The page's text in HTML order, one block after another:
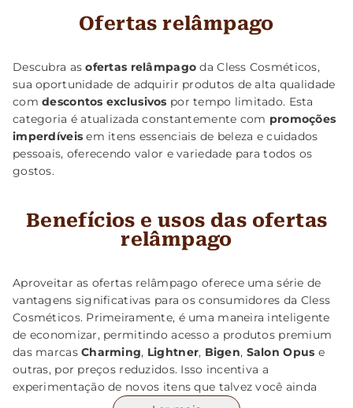
Ofertas relâmpago
Descubra asofertas relâmpago da Cless Cosméticos,
sua oportunidade de adquirir produtos de alta qualidade
comdescontos exclusivos por tempo limitado. Esta
categoria é atualizada constantemente com promoções
imperdíveis em itens essenciais de beleza e cuidados
pessoais, oferecendo valor e variedade para todos os
gostos.
Benefícios e usos das ofertas
relâmpago
Aproveitar as ofertas relâmpago oferece uma série de
vantagens significativas para os consumidores da Cless
Cosméticos. Primeiramente, é uma maneira inteligente
de economizar, permitindo acesso a produtos premium
das marcasCharming, Lightner, Bigen, Salon Opus e
outras, por preços reduzidos. Isso incentiva a
experimentação de novos itens que talvez você ainda
não conheça, expandindo seu repertório de beleza e